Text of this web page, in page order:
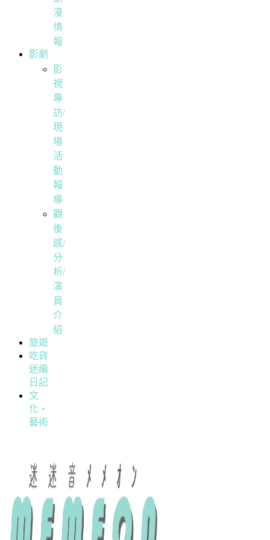
漫
情
報
影劇
影
視
專
訪/
現
場
活
動
報
導
觀
後
感/
分
析/
演
員
介
紹
旅遊
吃貨
迷編
日記
文
化・
藝術